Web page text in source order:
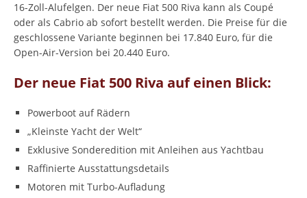
16-Zoll-Alufelgen. Der neue Fiat 500 Riva kann als Coupé
oder als Cabrio ab sofort bestellt werden. Die Preise für die
geschlossene Variante beginnen bei 17.840 Euro, für die
Open-Air-Version bei 20.440 Euro.
Der neue Fiat 500 Riva auf einen Blick:
Powerboot auf Rädern
„Kleinste Yacht der Welt“
Exklusive Sonderedition mit Anleihen aus Yachtbau
Raffinierte Ausstattungsdetails
Motoren mit Turbo-Aufladung